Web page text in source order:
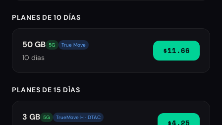
PLANES DE 10 DÍAS
50 GB 5G True Move
10 días
$11.66
PLANES DE 15 DÍAS
3 GB 5G TrueMove H · DTAC
$4.25